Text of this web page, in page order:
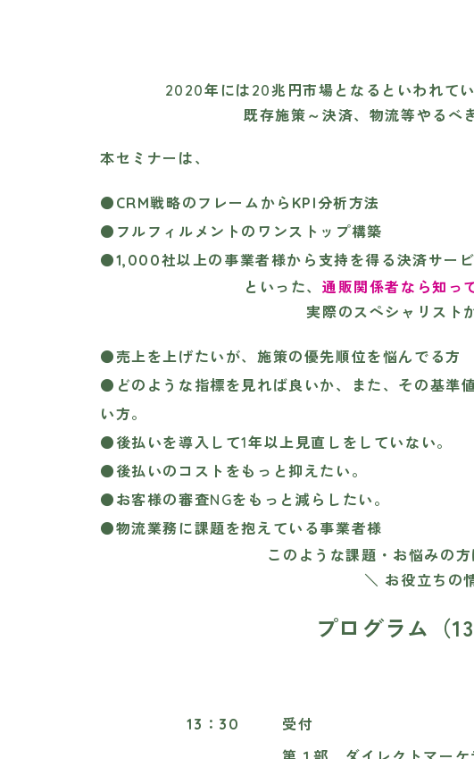
2020年には20兆円市場となるといわれて
既存施策～決済、物流等やるべ
本セミナーは、
● CRM戦略のフレームからKPI分析方法
● フルフィルメントのワンストップ構築
●1,000社以上の事業者様から支持を得る決済サー
といった、 通販関係者なら知っ
実際のスペシャリスト
●売上を上げたいが、 施策の優先順位を悩んでる方
● どのような指標を見れば良いか、また、その基準
い方。
●後払いを導入して1年以上見直しをしていない。
●後払いのコストをもっと抑えたい。
●お客様の審査NGをもっと減らしたい。
●物流業務に課題を抱えている事業者様
このような課題・お悩みの
＼ お役立ちの
プログラム（
13：30 受付